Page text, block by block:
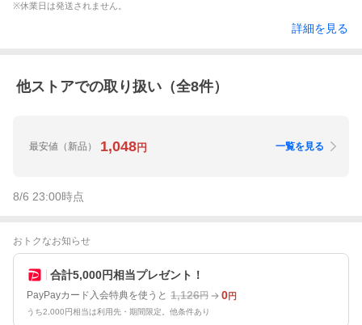
※休業日は発送されません。
詳細を見る
他ストアでの取り扱い（全8件）
最安値 （新品） 1,048円 一覧を見る
8/6 23:00時点
おトクなお知らせ
合計5,000円相当プレゼント！
PayPayカード入会特典を使うと 1,126円 0円
うち2,000円相当は利用先・期間限定。他条件あり